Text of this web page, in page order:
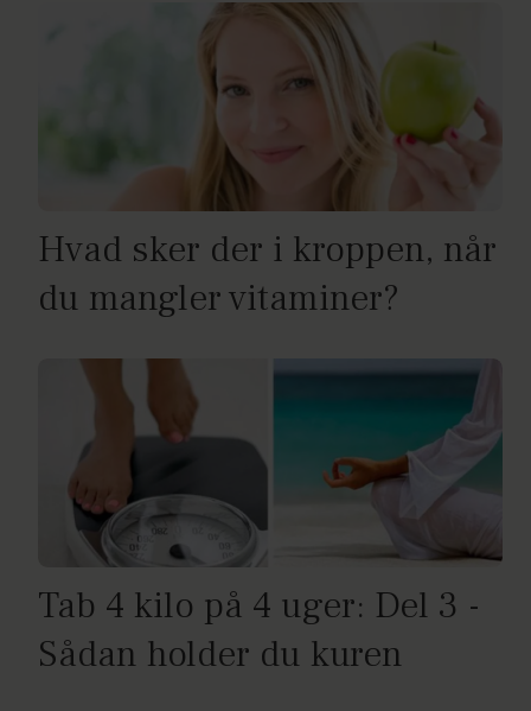
Hvad sker der i kroppen, når
du mangler vitaminer?
Tab 4 kilo på 4 uger: Del 3 -
Sådan holder du kuren